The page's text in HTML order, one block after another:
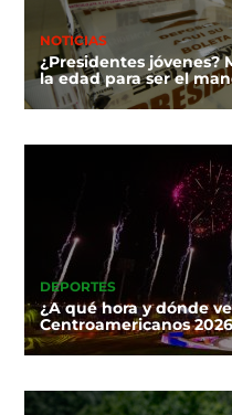
NOTICIAS
¿Presidentes jóvenes?
la edad para ser el
DEPORTES
¿A qué hora y dónde
Centroamericanos